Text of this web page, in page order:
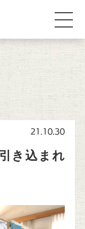
21.10.30
き込まれ